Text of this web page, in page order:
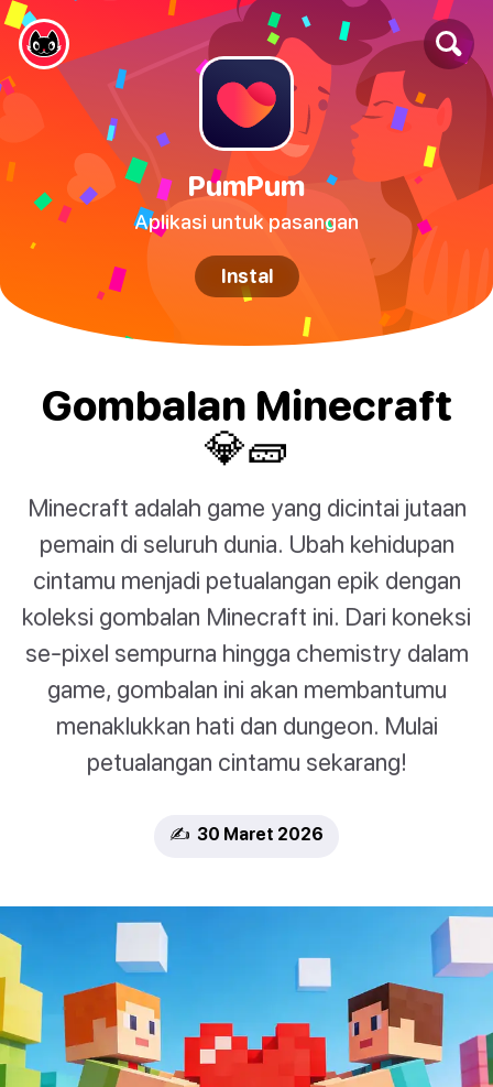
PumPum
Aplikasi untuk pasangan
Instal
Gombalan Minecraft
💎🧱
Minecraft adalah game yang dicintai jutaan
pemain di seluruh dunia. Ubah kehidupan
cintamu menjadi petualangan epik dengan
koleksi gombalan Minecraft ini. Dari koneksi
se-pixel sempurna hingga chemistry dalam
game, gombalan ini akan membantumu
menaklukkan hati dan dungeon. Mulai
petualangan cintamu sekarang!
✍️ 30 Maret 2026